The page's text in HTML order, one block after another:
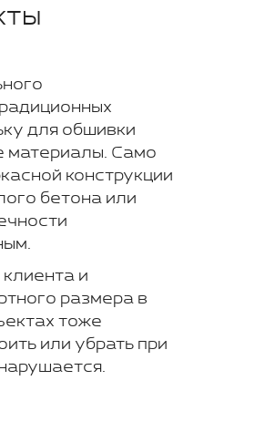
для обшивки
материалы. Само
конструкции
бетона или
и
размера в
тоже
или убрать при